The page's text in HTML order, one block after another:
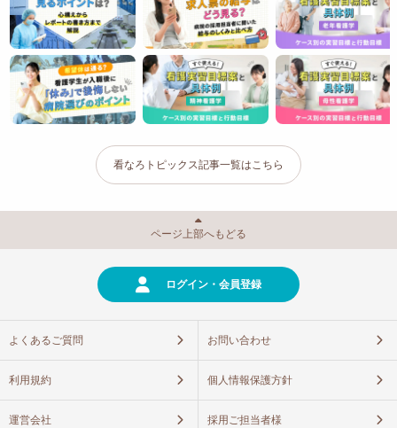
看なろトピックス記事一覧はこちら
ページ上部へもどる
ログイン・会員登録
よくあるご質問 お問い合わせ
利用規約 個人情報保護方針
運営会社 採用ご担当者様